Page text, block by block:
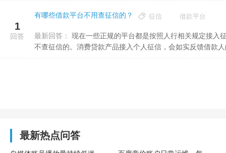
1
回答
有哪些借款平台不用查征信的？ 征信 借款平台
最新回答：
不查征信的。消费贷款产品接入个人征信，会如实反馈借款
最新热点问答